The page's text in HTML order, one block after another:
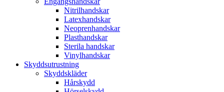
Nitrilhandskar
Latexhandskar
Neoprenhandskar
Plasthandskar
Sterila handskar
Vinylhandskar
Skyddsutrustning
Skyddskläder
Hårskydd